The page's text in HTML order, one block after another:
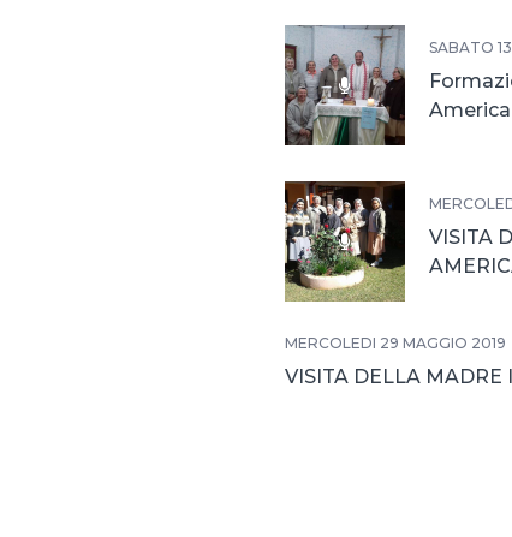
SABATO
VISITA
MERCOLEDÌ 29 MAGGIO 2019
VISITA DELLA MADRE